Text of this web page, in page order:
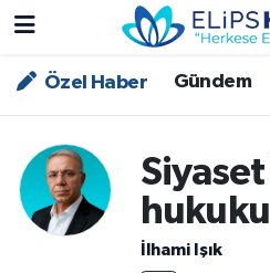
Özel Haber Gündem
İlhami Işık
Özel Haber
Akademi
Asayiş
Bilim - Teknoloji
Nöbetçi Eczaneler
Hava Durumu
Trafik Durumu
Süper Lig Puan Durumu